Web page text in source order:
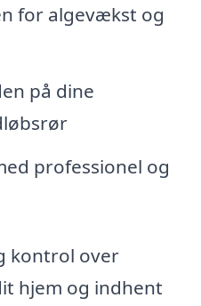
for algevækst og
på dine
professionel og
kontrol over
hjem og indhent